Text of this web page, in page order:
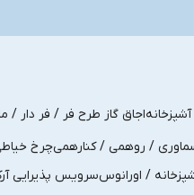
آشپزخانهاجاق گاز طرح فر / فر دار /
/ روهمی / کنارهمیچرخ
/ اورانوسسرویس پذیرایی